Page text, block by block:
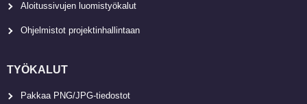
Aloitussivujen luomistyökalut
Ohjelmistot projektinhallintaan
TYÖKALUT
Pakkaa PNG/JPG-tiedostot